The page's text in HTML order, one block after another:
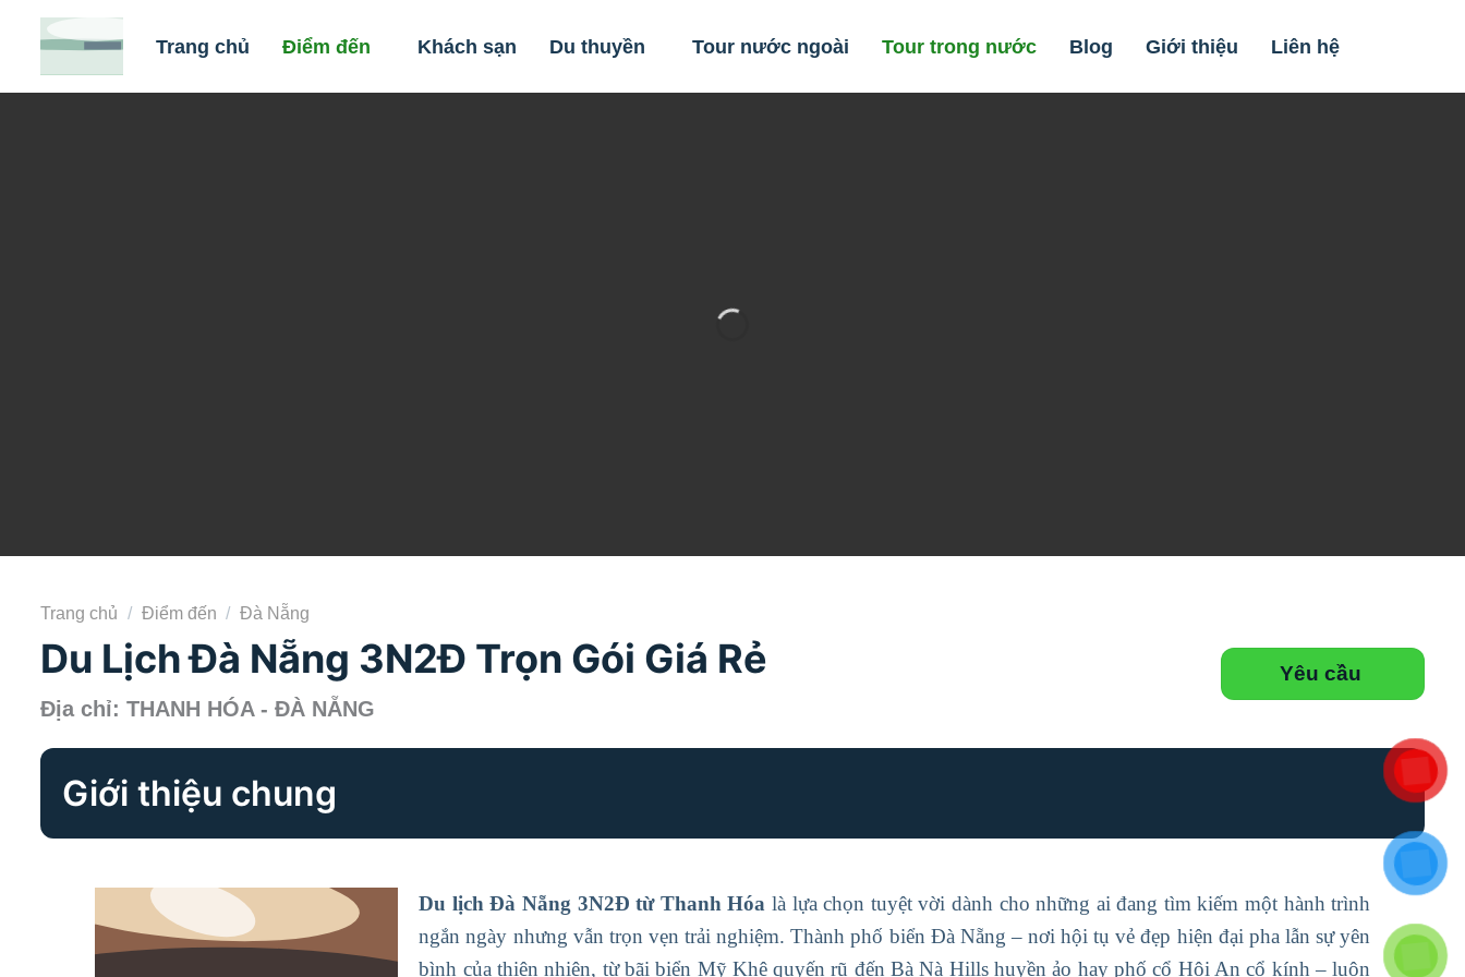
Trang chủ Điểm đến Khách sạn Du thuyền Tour nước ngoài Tour trong nước Blog Giới thiệu Liên hệ
Trang chủ / Điểm đến / Đà Nẵng
Du Lịch Đà Nẵng 3N2Đ Trọn Gói Giá Rẻ
Địa chỉ: THANH HÓA - ĐÀ NẴNG
Yêu cầu
Giới thiệu chung
Du lịch Đà Nẵng 3N2Đ từ Thanh Hóa là lựa chọn tuyệt vời dành cho những ai đang tìm kiếm một hành trình
ngắn ngày nhưng vẫn trọn vẹn trải nghiệm. Thành phố biển Đà Nẵng – nơi hội tụ vẻ đẹp hiện đại pha lẫn sự yên
bình của thiên nhiên, từ bãi biển Mỹ Khê quyến rũ đến Bà Nà Hills huyền ảo hay phố cổ Hội An cổ kính – luôn